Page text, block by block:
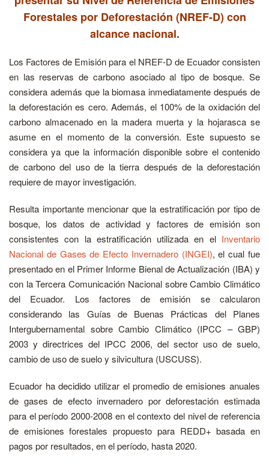
Forestales por Deforestación (NREF-D) con
alcance nacional.
Los Factores de Emisión para el NREF-D de Ecuador consisten
en las reservas de carbono asociado al tipo de bosque. Se
considera además que la biomasa inmediatamente después de
la deforestación es cero. Además, el 100% de la oxidación del
carbono almacenado en la madera muerta y la hojarasca se
asume en el momento de la conversión. Este supuesto se
considera ya que la información disponible sobre el contenido
de carbono del uso de la tierra después de la deforestación
requiere de mayor investigación.
Resulta importante mencionar que la estratificación por tipo de
bosque, los datos de actividad y factores de emisión son
consistentes con la estratificación utilizada en el Inventario
Nacional de Gases de Efecto Invernadero (INGEI), el cual fue
presentado en el Primer Informe Bienal de Actualización (IBA) y
con la Tercera Comunicación Nacional sobre Cambio Climático
del Ecuador. Los factores de emisión se calcularon
considerando las Guías de Buenas Prácticas del Planes
Intergubernamental sobre Cambio Climático (IPCC – GBP)
2003 y directrices del IPCC 2006, del sector uso de suelo,
cambio de uso de suelo y silvicultura (USCUSS).
Ecuador ha decidido utilizar el promedio de emisiones anuales
de gases de efecto invernadero por deforestación estimada
para el período 2000-2008 en el contexto del nivel de referencia
de emisiones forestales propuesto para REDD+ basada en
pagos por resultados, en el período, hasta 2020.